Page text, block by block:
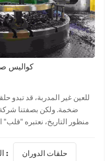
كواليس
منظور التاريخ، نعتبره "قلب"
خفي لنعرض لكم رحلة
الشحن العالمي. اختيارالكلمات المفتاحية الشائعة : حلقات الدوران